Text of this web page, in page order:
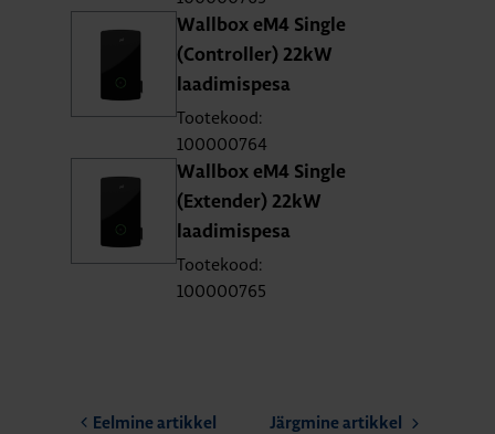
Wall­box eM4 Single
(Cont­rol­ler) 22kW
laa­di­mis­pesa
Tootekood:
100000764
Wall­box eM4 Single
(Exten­der) 22kW
laa­di­mis­pesa
Tootekood:
100000765
Eelmine artikkel Järgmine artikkel